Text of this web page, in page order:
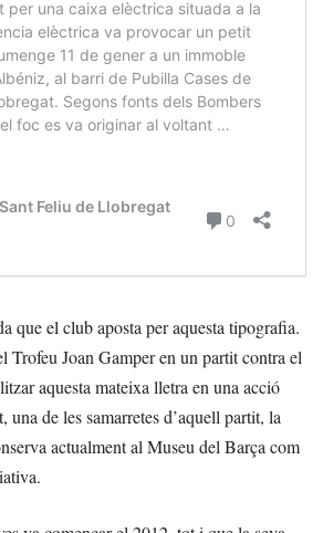
que el club aposta per aquesta tipografia.
Trofeu Joan Gamper en un partit contra el
aquesta mateixa lletra en una acció
de les samarretes d’aquell partit, la
actualment al Museu del Barça com